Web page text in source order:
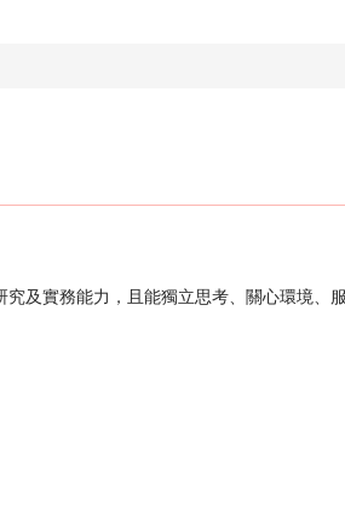
及實務能力，且能獨立思考、關心環境、